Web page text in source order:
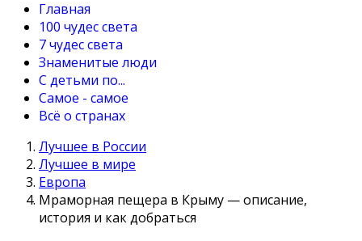
Главная
100 чудес света
7 чудес света
Знаменитые люди
С детьми по...
Самое - самое
Всё о странах
Лучшее в России
Лучшее в мире
Европа
Мраморная пещера в Крыму — описание,
история и как добраться